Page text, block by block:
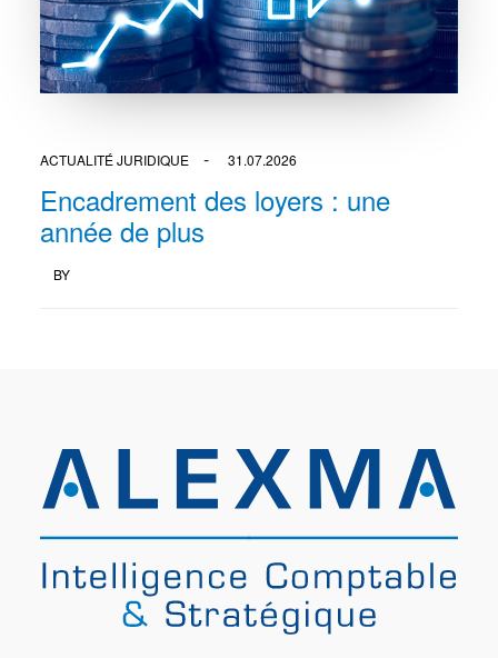
ACTUALITÉ JURIDIQUE 31.07.2026
Encadrement des loyers : une
année de plus
BY